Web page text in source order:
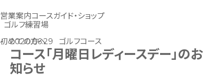
営業案内コースガイド・ショップ
ゴルフ練習場
初めての方へ
2020.06.29 ゴルフコース
コース「月曜日レディースデー」のお
知らせ